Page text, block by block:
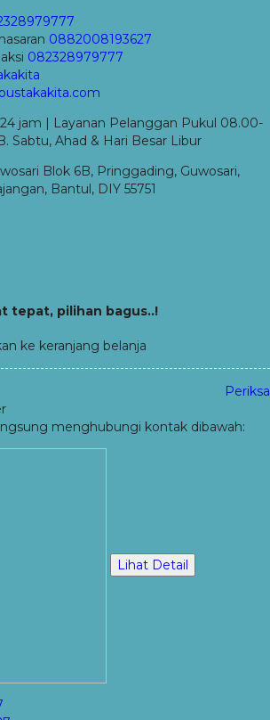
0882008193627
082328979777
jam | Layanan Pelanggan Pukul 08.00-
Sabtu, Ahad & Hari Besar Libur
Blok 6B, Pringgading, Guwosari,
Bantul, DIY 55751
tepat, pilihan bagus..!
ke keranjang belanja
Periksa
menghubungi kontak dibawah:
Lihat Detail